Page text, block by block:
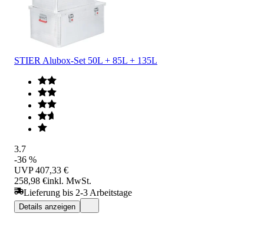
STIER Alubox-Set 50L + 85L + 135L
3.7
-36 %
UVP 407,33 €
258,98 €inkl. MwSt.
Lieferung bis 2-3 Arbeitstage
Details anzeigen